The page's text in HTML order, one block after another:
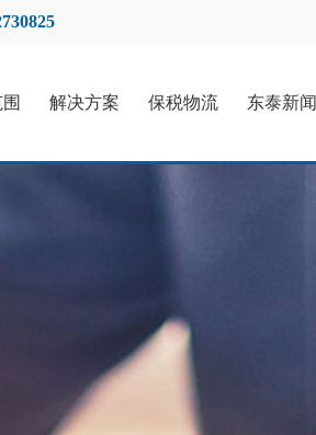
解决方案 保税物流 东泰新闻